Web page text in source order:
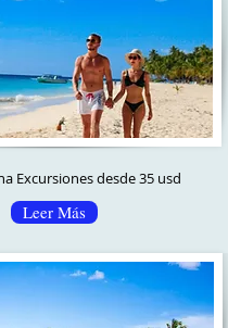
Excursiones desde 35 usd
Leer Más